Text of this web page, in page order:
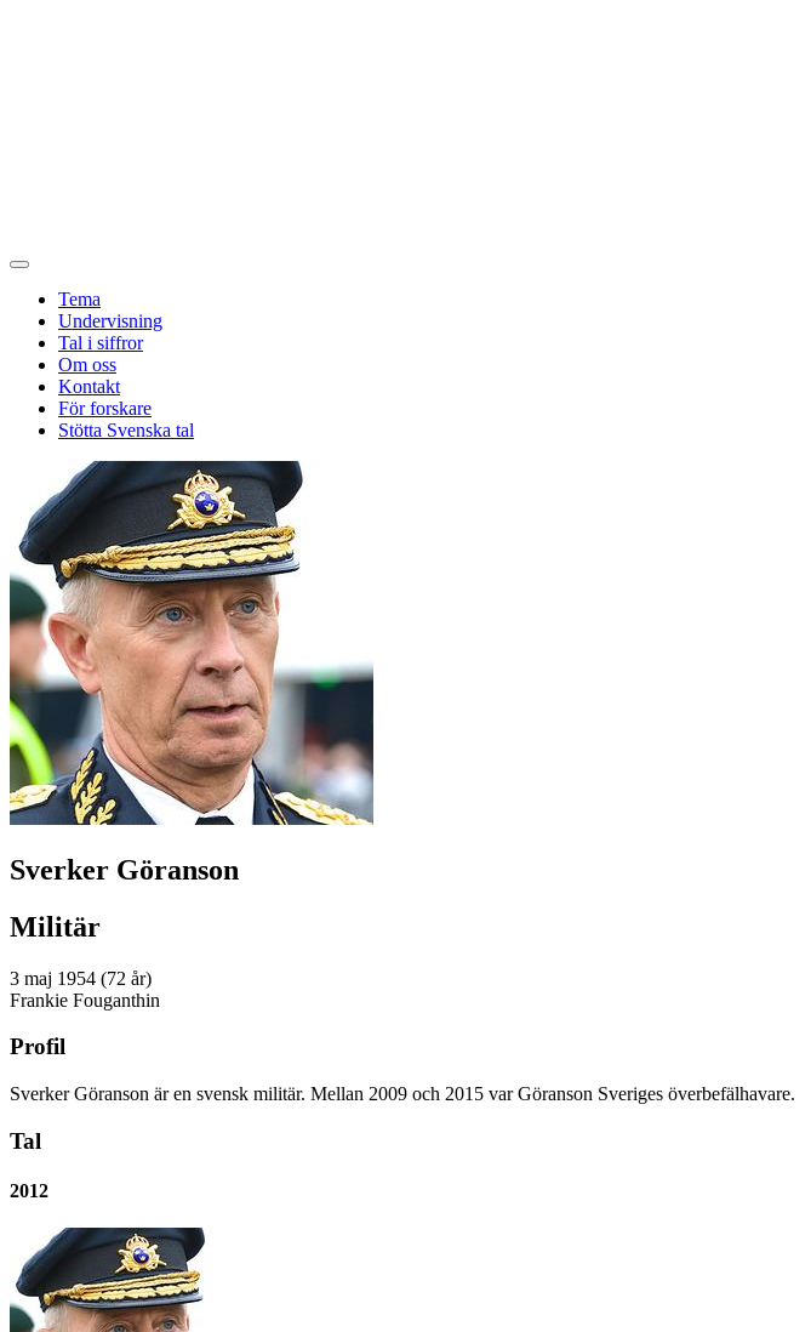
Tema
Undervisning
Tal i siffror
Om oss
Kontakt
För forskare
Stötta Svenska tal
Sverker Göranson
Militär
3 maj 1954 (72 år)
Frankie Fouganthin
Profil
Sverker Göranson är en svensk militär. Mellan 2009 och 2015 var Göranson Sveriges överbefälhavare.
Tal
2012